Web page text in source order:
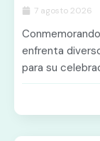
7 agosto 2026
enfrenta
para su